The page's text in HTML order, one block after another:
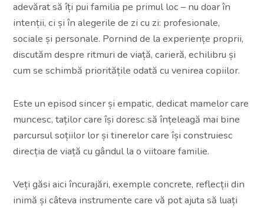
adevărat să îți pui familia pe primul loc – nu doar în
intenții, ci și în alegerile de zi cu zi: profesionale,
sociale și personale. Pornind de la experiențe proprii,
discutăm despre ritmuri de viață, carieră, echilibru și
cum se schimbă prioritățile odată cu venirea copiilor.
Este un episod sincer și empatic, dedicat mamelor care
muncesc, taților care își doresc să înțeleagă mai bine
parcursul soțiilor lor și tinerelor care își construiesc
direcția de viață cu gândul la o viitoare familie.
Veți găsi aici încurajări, exemple concrete, reflecții din
inimă și câteva instrumente care vă pot ajuta să luați